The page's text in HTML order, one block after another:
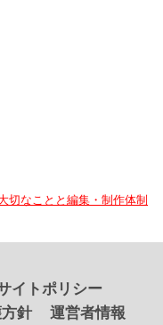
切なことと編集・制作体制
イトポリシー
針 運営者情報